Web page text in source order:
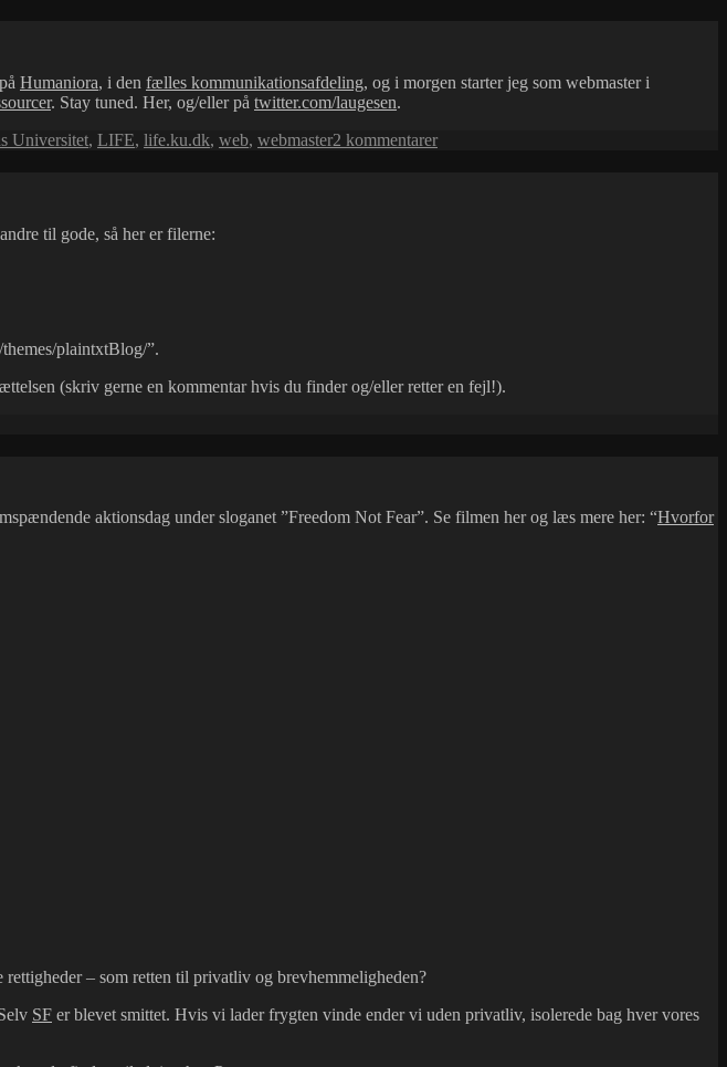
Humaniora, i den fælles kommunikationsafdeling, og i morgen starter jeg som webmaster i
. Stay tuned. Her, og/eller på twitter.com/laugesen.
Universitet, LIFE, life.ku.dk, web, webmaster2 kommentarertil
til gode, så her er filerne:
plaintxtBlog/”.
(skriv gerne en kommentar hvis du finder og/eller retter en fejl!).
aktionsdag under sloganet ”Freedom Not Fear”. Se filmen her og læs mere her: “Hvorfor
– som retten til privatliv og brevhemmeligheden?
SF er blevet smittet. Hvis vi lader frygten vinde ender vi uden privatliv, isolerede bag hver vores